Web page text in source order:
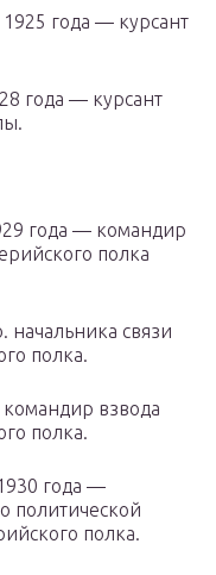
1925 года — курсант
года — курсант
года — командир
полка
связи
полка.
взвода
полка.
года —
политической
полка.